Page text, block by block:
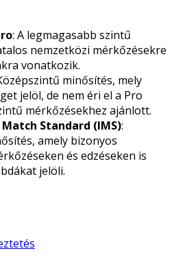
: A legmagasabb szintű
nemzetközi mérkőzésekre
vonatkozik.
minősítés, mely
jelöl, de nem éri el a Pro
mérkőzésekhez ajánlott.
Standard (IMS):
amely bizonyos
és edzéseken is
jelöli.